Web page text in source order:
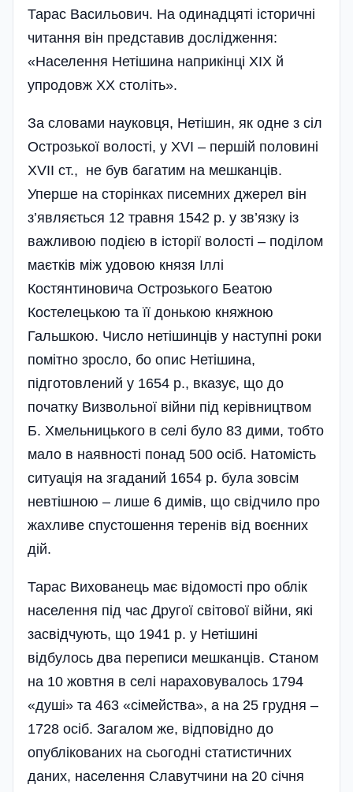
Тарас Васильович. На одинадцяті історичні
читання він представив дослідження:
«Населення Нетішина наприкінці ХІХ й
упродовж ХХ століть».
За словами науковця, Нетішин, як одне з сіл
Острозької волості, у XVI – першій половині
XVII ст., не був багатим на мешканців.
Уперше на сторінках писемних джерел він
з’являється 12 травня 1542 р. у зв’язку із
важливою подією в історії волості – поділом
маєтків між удовою князя Іллі
Костянтиновича Острозького Беатою
Костелецькою та її донькою княжною
Гальшкою. Число нетішинців у наступні роки
помітно зросло, бо опис Нетішина,
підготовлений у 1654 р., вказує, що до
початку Визвольної війни під керівництвом
Б. Хмельницького в селі було 83 дими, тобто
мало в наявності понад 500 осіб. Натомість
ситуація на згаданий 1654 р. була зовсім
невтішною – лише 6 димів, що свідчило про
жахливе спустошення теренів від воєнних
дій.
Тарас Вихованець має відомості про облік
населення під час Другої світової війни, які
засвідчують, що 1941 р. у Нетішині
відбулось два переписи мешканців. Станом
на 10 жовтня в селі нараховувалось 1794
«душі» та 463 «сімейства», а на 25 грудня –
1728 осіб. Загалом же, відповідно до
опублікованих на сьогодні статистичних
даних, населення Славутчини на 20 січня